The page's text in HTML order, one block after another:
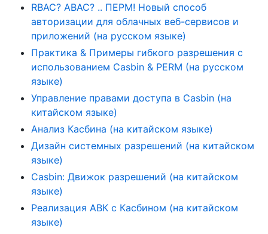
RBAC? ABAC? .. ПЕРМ! Новый способ
авторизации для облачных веб-сервисов и
приложений (на русском языке)
Практика & Примеры гибкого разрешения с
использованием Casbin & PERM (на русском
языке)
Управление правами доступа в Casbin (на
китайском языке)
Анализ Касбина (на китайском языке)
Дизайн системных разрешений (на китайском
языке)
Casbin: Движок разрешений (на китайском
языке)
Реализация АВК с Касбином (на китайском
языке)